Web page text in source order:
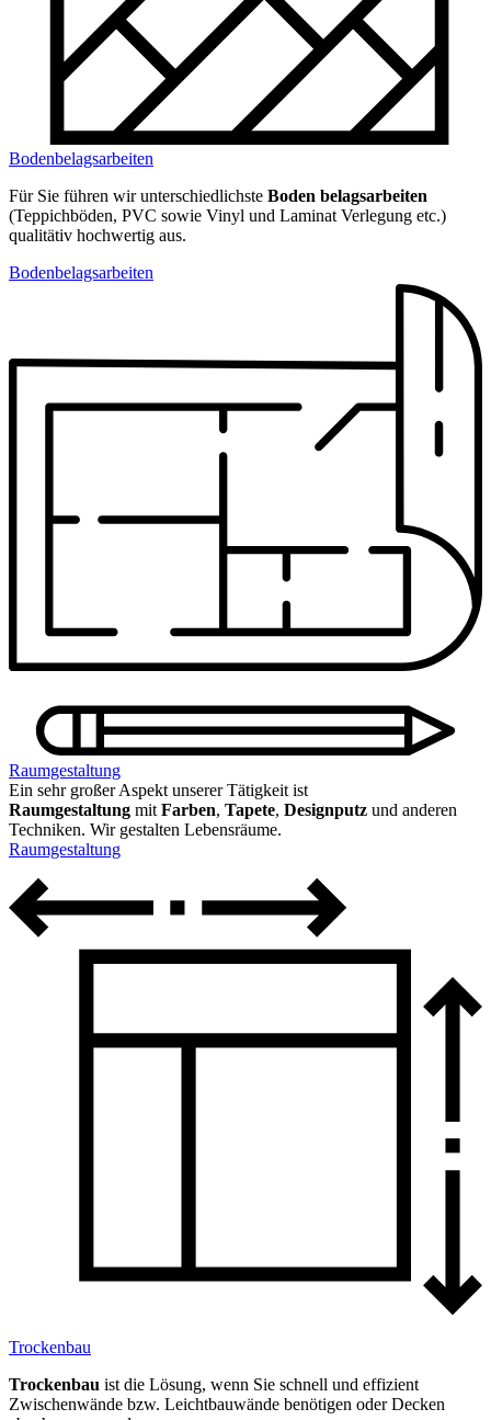
Bodenbelagsarbeiten
Für Sie führen wir unterschiedlichste Boden­ belagsarbeiten
(Teppichböden, PVC sowie Vinyl und Laminat Verlegung etc.)
qualitätiv hochwertig aus.
Bodenbelagsarbeiten
Raumgestaltung
Ein sehr großer Aspekt unserer Tätigkeit ist
Raumgestaltung mit Farben, Tapete, Design­putz und anderen
Techniken. Wir gestalten Lebensräume.
Raumgestaltung
Trockenbau
Trockenbau ist die Lösung, wenn Sie schnell und effizient
Zwischenwände bzw. Leichtbauwände benötigen oder Decken